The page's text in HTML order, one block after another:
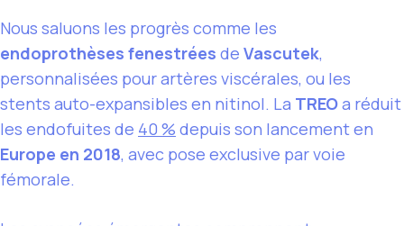
Nous saluons les progrès comme les
endoprothèses fenestrées de Vascutek,
personnalisées pour artères viscérales, ou les
stents auto-expansibles en nitinol. La TREOa réduit
les endofuites de 40 % depuis son lancement en
Europe en 2018, avec pose exclusive par voie
fémorale.